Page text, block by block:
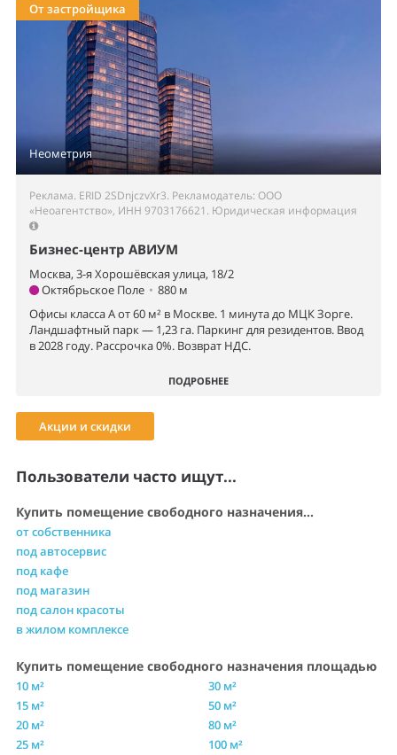
Неометрия
От застройщика
Реклама. ERID 2SDnjczvXr3. Рекламодатель: ООО
«Неоагентство», ИНН 9703176621. Юридическая информация
Бизнес-центр АВИУМ
Москва, 3-я Хорошёвская улица, 18/2
Октябрьское Поле • 880 м
Офисы класса А от 60 м² в Москве. 1 минута до МЦК Зорге.
Ландшафтный парк — 1,23 га. Паркинг для резидентов. Ввод
в 2028 году. Рассрочка 0%. Возврат НДС.
ПОДРОБНЕЕ
Акции и скидки
Пользователи часто ищут...
Купить помещение свободного назначения...
от собственника
под автосервис
под кафе
под магазин
под салон красоты
в жилом комплексе
Купить помещение свободного назначения площадью
10 м²
15 м²
20 м²
25 м²
30 м²
50 м²
80 м²
100 м²